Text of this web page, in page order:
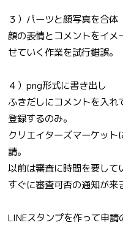
３）パーツと顔写真を合体
顔の表情とコメントをイメ
せていく作業を試行錯誤。
４）png形式に書き出し
ふきだしにコメントを入
登録するのみ。
クリエイターズマーケッ
請。
以前は審査に時間を要し
すぐに審査可否の通知が来
LINEスタンプを作って申